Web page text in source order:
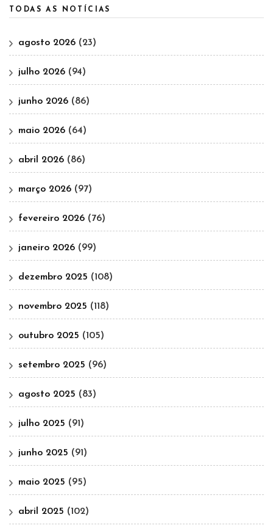
TODAS AS NOTÍCIAS
agosto 2026 (23)
julho 2026 (94)
junho 2026 (86)
maio 2026 (64)
abril 2026 (86)
março 2026 (97)
fevereiro 2026 (76)
janeiro 2026 (99)
dezembro 2025 (108)
novembro 2025 (118)
outubro 2025 (105)
setembro 2025 (96)
agosto 2025 (83)
julho 2025 (91)
junho 2025 (91)
maio 2025 (95)
abril 2025 (102)